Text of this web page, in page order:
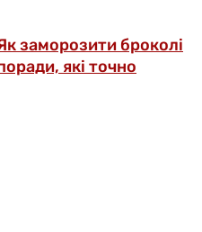
заморозити броколі
які точно